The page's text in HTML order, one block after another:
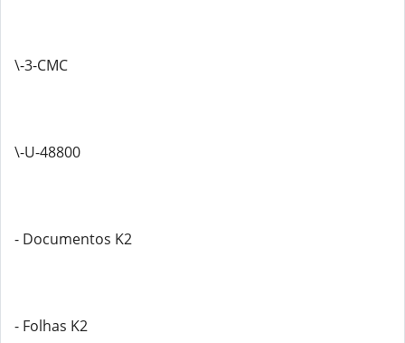
\-3-CMC
\-U-48800
- Documentos K2
- Folhas K2